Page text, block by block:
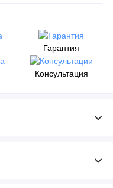
Гарантия
Консультация